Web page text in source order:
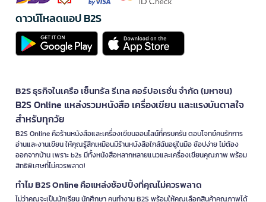
ดาวน์โหลดแอป B2S
B2S ธุรกิจในเครือ เซ็นทรัล รีเทล คอร์ปอเรชั่น จำกัด (มหาชน)
B2S Online แหล่งรวมหนังสือ เครื่องเขียน และแรงบันดาลใจ
สำหรับทุกวัย
B2S Online คือร้านหนังสือและเครื่องเขียนออนไลน์ที่ครบครัน ตอบโจทย์คนรักการ
อ่านและงานเขียน ให้คุณรู้สึกเหมือนมีร้านหนังสือใกล้ฉันอยู่ในมือ ช้อปง่าย ไม่ต้อง
ออกจากบ้าน เพราะ b2s มีทั้งหนังสือหลากหลายแนวและเครื่องเขียนคุณภาพ พร้อม
สิทธิพิเศษที่ไม่ควรพลาด!
ทำไม B2S Online คือแหล่งช้อปปิ้งที่คุณไม่ควรพลาด
ไม่ว่าคุณจะเป็นนักเรียน นักศึกษา คนทำงาน B2S พร้อมให้คุณเลือกสินค้าคุณภาพได้